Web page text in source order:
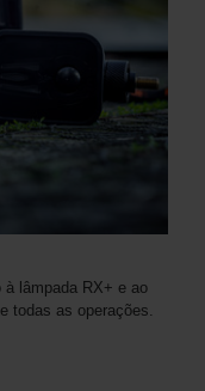
à lâmpada RX+ e ao
todas as operações.